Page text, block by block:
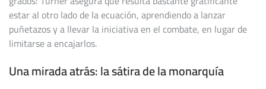
estar al otro lado de la ecuación, aprendiendo a lanzar
puñetazos y a llevar la iniciativa en el combate, en lugar de
limitarse a encajarlos.
Una mirada atrás: la sátira de la monarquía